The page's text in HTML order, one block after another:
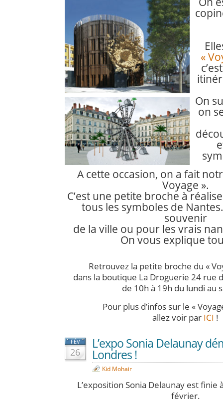
«
On
on
A cette occasion, on a fait
Voyage ».
C’est une petite broche à
tous les symboles de
souvenir
de la ville ou pour les vrais
On vous explique
Retrouvez la petite broche du «
dans la boutique La Droguerie 24 rue
de 10h à 19h du lundi au
Pour plus d’infos sur le «
allez voir par ICI !
FÉV
26
L’expo Sonia Delaunay
Londres !
Kid Mohair
L’exposition Sonia Delaunay est finie
février.